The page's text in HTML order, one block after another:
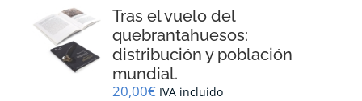
Tras el vuelo del
quebrantahuesos:
distribución y población
mundial.
20,00€ IVA incluido